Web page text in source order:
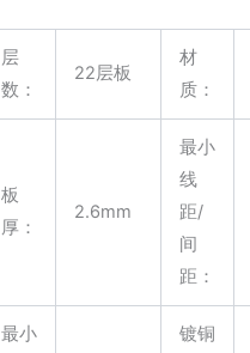
层
数：
22层板
材
质：
板
厚：
2.6mm
最小
线
距/
间
距：
最小
镀铜